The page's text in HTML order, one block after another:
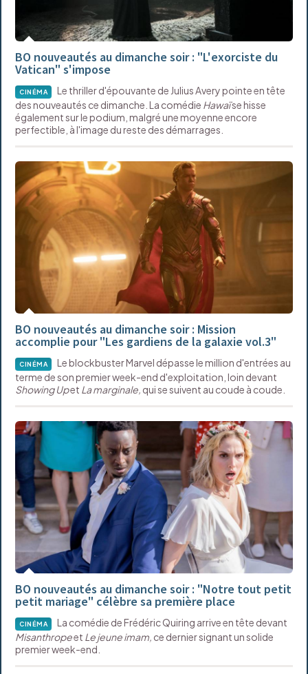
BO nouveautés au dimanche soir : "L'exorciste du
Vatican" s'impose
CINÉMA
Le thriller d'épouvante de Julius Avery pointe en tête
des nouveautés ce dimanche. La comédie Hawaïse hisse
également sur le podium, malgré une moyenne encore
perfectible, à l'image du reste des démarrages.
BO nouveautés au dimanche soir : Mission
accomplie pour "Les gardiens de la galaxie vol.3"
CINÉMA
Le blockbuster Marvel dépasse le million d'entrées au
terme de son premier week-end d'exploitation, loin devant
Showing Upet La marginale, qui se suivent au coude à coude.
BO nouveautés au dimanche soir : "Notre tout petit
petit mariage" célèbre sa première place
CINÉMA
La comédie de Frédéric Quiring arrive en tête devant
Misanthropeet Le jeune imam, ce derniersignant un solide
premier week-end.